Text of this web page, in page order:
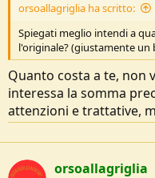
orsoallagriglia ha scritto:
Spiegati meglio intendi a
l'originale? (giustamente un
Quanto costa a te, non
interessa la somma
attenzioni e trattative,
orsoallagriglia